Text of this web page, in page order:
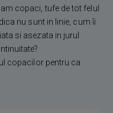
copaci, tufe de tot felul
nu sunt in linie, cum îi
si asezata in jurul
copacilor pentru ca